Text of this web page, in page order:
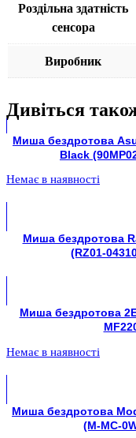
Роздільна здатність
сенсора
Виробник
Дивіться
Миша бездротова
Black
Немає в наявності
Миша бездротова
(RZ01-
Миша бездротова
Немає в наявності
Миша бездротова
(M-MC-